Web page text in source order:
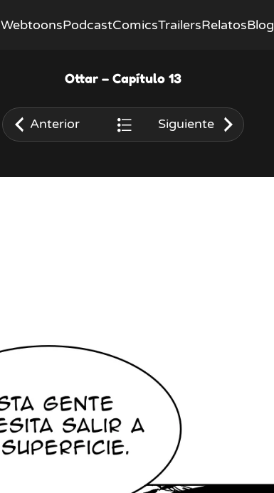
WebtoonsPodcastComicsTrailersRelatosBlog
Ottar – Capítulo 13
Anterior Siguiente